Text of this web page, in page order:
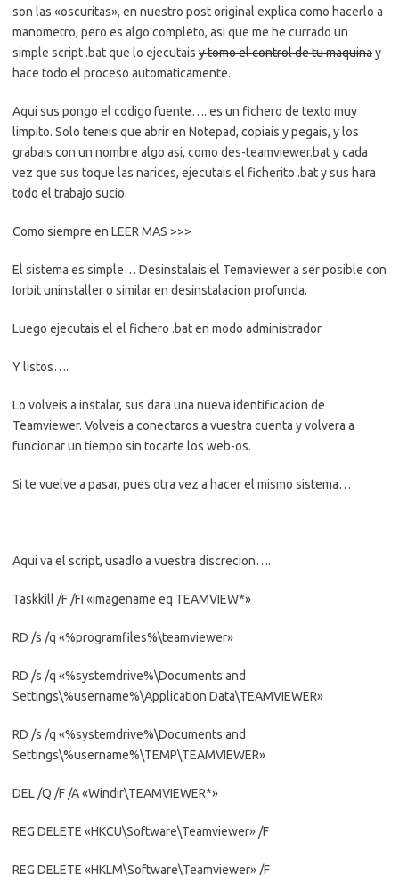
son las «oscuritas», en nuestro post original explica como hacerlo a
manometro, pero es algo completo, asi que me he currado un
simple script .bat que lo ejecutais y tomo el control de tu maquinay
hace todo el proceso automaticamente.
Aqui sus pongo el codigo fuente…. es un fichero de texto muy
limpito. Solo teneis que abrir en Notepad, copiais y pegais, y los
grabais con un nombre algo asi, como des-teamviewer.bat y cada
vez que sus toque las narices, ejecutais el ficherito .bat y sus hara
todo el trabajo sucio.
Como siempre en LEER MAS >>>
El sistema es simple… Desinstalais el Temaviewer a ser posible con
Iorbit uninstaller o similar en desinstalacion profunda.
Luego ejecutais el el fichero .bat en modo administrador
Y listos….
Lo volveis a instalar, sus dara una nueva identificacion de
Teamviewer. Volveis a conectaros a vuestra cuenta y volvera a
funcionar un tiempo sin tocarte los web-os.
Si te vuelve a pasar, pues otra vez a hacer el mismo sistema…
Aqui va el script, usadlo a vuestra discrecion….
Taskkill /F /FI «imagename eq TEAMVIEW*»
RD /s /q «%programfiles%\teamviewer»
RD /s /q «%systemdrive%\Documents and
Settings\%username%\Application Data\TEAMVIEWER»
RD /s /q «%systemdrive%\Documents and
Settings\%username%\TEMP\TEAMVIEWER»
DEL /Q /F /A «Windir\TEAMVIEWER*»
REG DELETE «HKCU\Software\Teamviewer» /F
REG DELETE «HKLM\Software\Teamviewer» /F